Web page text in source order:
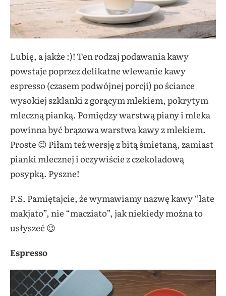
Lubię, a jakże :)! Ten rodzaj podawania kawy
powstaje poprzez delikatne wlewanie kawy
espresso (czasem podwójnej porcji) po ściance
wysokiej szklanki z gorącym mlekiem, pokrytym
mleczną pianką. Pomiędzy warstwą piany i mleka
powinna być brązowa warstwa kawy z mlekiem.
Proste 😉 Piłam też wersję z bitą śmietaną, zamiast
pianki mlecznej i oczywiście z czekoladową
posypką. Pyszne!
P.S. Pamiętajcie, że wymawiamy nazwę kawy “late
makjato”, nie “macziato”, jak niekiedy można to
usłyszeć 😉
Espresso